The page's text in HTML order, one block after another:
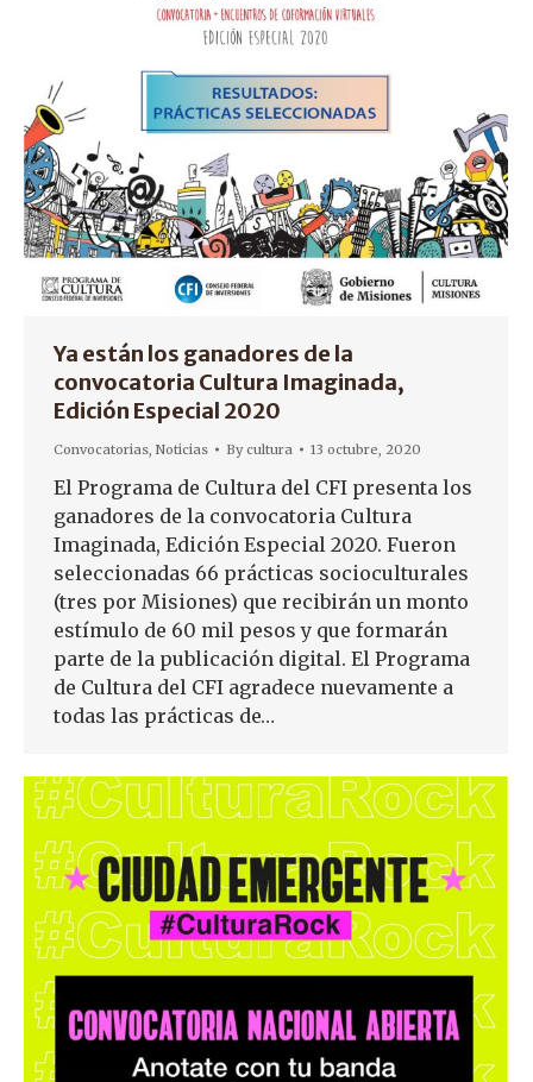
Ya están los ganadores de la
convocatoria Cultura Imaginada,
Edición Especial 2020
Convocatorias, Noticias Bycultura 13 octubre, 2020
El Programa de Cultura del CFI presenta los
ganadores de la convocatoria Cultura
Imaginada, Edición Especial 2020. Fueron
seleccionadas 66 prácticas socioculturales
(tres por Misiones) que recibirán un monto
estímulo de 60 mil pesos y que formarán
parte de la publicación digital. El Programa
de Cultura del CFI agradece nuevamente a
todas las prácticas de…